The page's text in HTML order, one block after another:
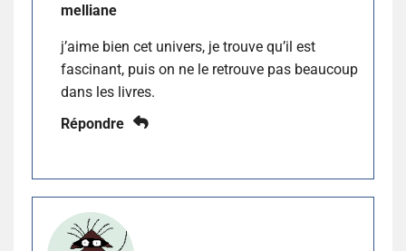
melliane
j’aime bien cet univers, je trouve qu’il est
fascinant, puis on ne le retrouve pas beaucoup
dans les livres.
Répondre